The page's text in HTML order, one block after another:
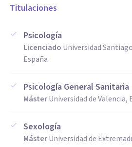
Titulaciones
Psicología
Licenciado Universidad
España
Psicología General Sanitaria
MásterUniversidad de Valencia,
Sexología
MásterUniversidad de